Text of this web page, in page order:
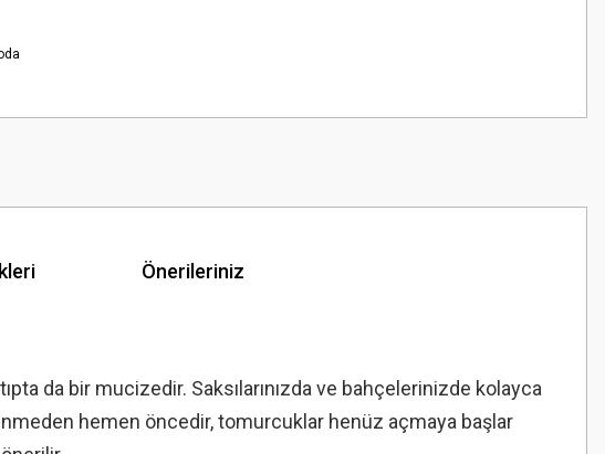
Önerileriniz
da bir mucizedir. Saksılarınızda ve bahçelerinizde kolayca
hemen öncedir, tomurcuklar henüz açmaya başlar